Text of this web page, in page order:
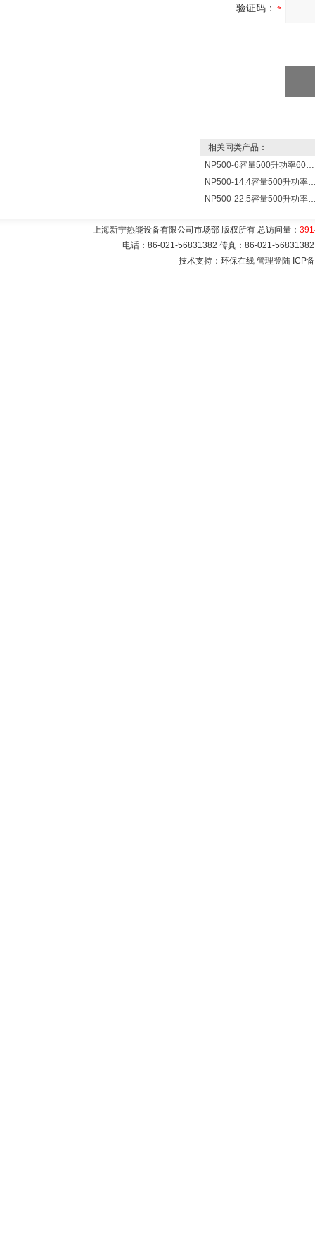
验证码：
相关同类产品：
NP500-6容量500升功率6000瓦贮水式电热水器 热水锅炉
NP500-14.4容量500升功率14400瓦蓄
NP500-22.5容量500升功率22500千瓦储
上海新宁热能设备有限公司市场部 版权所有 总访问量：
电话：86-021-56831382 传真：86-021-
技术支持：环保在线 管理登陆 ICP